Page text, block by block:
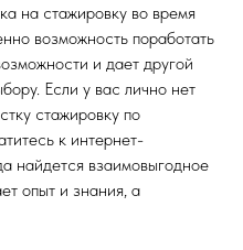
на стажировку во время
возможность поработать
и дает другой
Если у вас лично нет
стажировку по
к интернет-
найдется взаимовыгодное
опыт и знания, а